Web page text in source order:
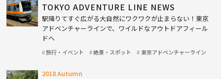
TOKYO ADVENTURE LINE NEWS
駅降りてすぐ広がる大自然にワクワクが止まらない！東京
アドベンチャーラインで、ワイルドなアウトドアフィール
ドへ
旅行・イベント 絶景・スポット 東京アドベンチャーライン
2018 Autumn